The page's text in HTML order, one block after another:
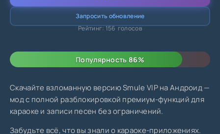
Запросить обновление
Рейтинг:156 голосов
Популярность 86%
Скачайте взломанную версию Smule VIP на Андроид —
мод с полной разблокировкой премиум-функций для
караоке и записи песен без ограничений.
Забудьте всё, что вы знали о караоке-приложениях.